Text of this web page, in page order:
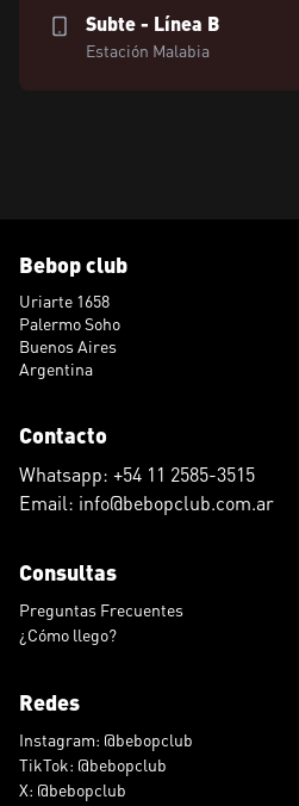
Subte - Línea B
Estación Malabia
Bebop club
Uriarte 1658
Palermo Soho
Buenos Aires
Argentina
Contacto
Whatsapp: +54 11 2585-3515
Email: info@bebopclub.com.ar
Consultas
Preguntas Frecuentes
¿Cómo llego?
Redes
Instagram: @bebopclub
TikTok: @bebopclub
X: @bebopclub